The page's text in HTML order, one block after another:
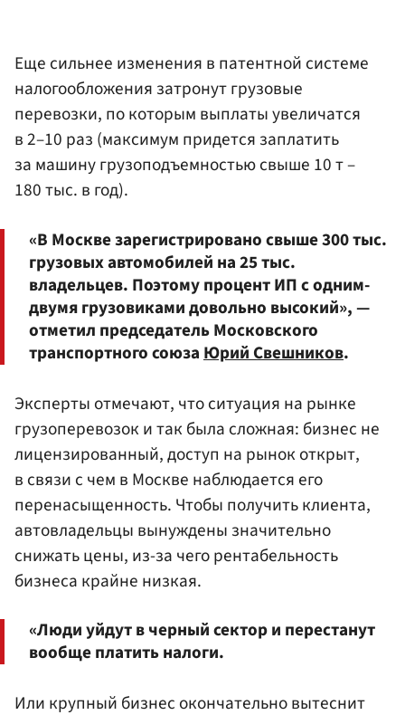
Еще сильнее изменения в патентной системе
налогообложения затронут грузовые
перевозки, по которым выплаты увеличатся
в 2–10 раз (максимум придется заплатить
за машину грузоподъемностью свыше 10 т –
180 тыс. в год).
«В Москве зарегистрировано свыше 300 тыс.
грузовых автомобилей на 25 тыс.
владельцев. Поэтому процент ИП с одним-
двумя грузовиками довольно высокий», —
отметил председатель Московского
транспортного союзаЮрий Свешников.
Эксперты отмечают, что ситуация на рынке
грузоперевозок и так была сложная: бизнес не
лицензированный, доступ на рынок открыт,
в связи с чем в Москве наблюдается его
перенасыщенность. Чтобы получить клиента,
автовладельцы вынуждены значительно
снижать цены, из-за чего рентабельность
бизнеса крайне низкая.
«Люди уйдут в черный сектор и перестанут
вообще платить налоги.
Или крупный бизнес окончательно вытеснит